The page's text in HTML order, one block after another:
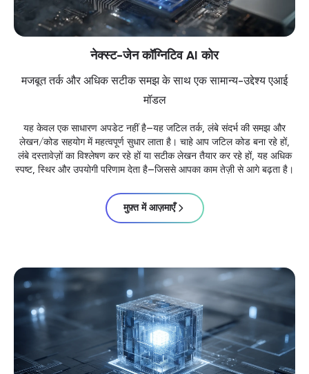
नेक्स्ट-जेन कॉग्निटिव AI कोर
मजबूत तर्क और अधिक सटीक समझ के साथ एक सामान्य-उद्देश्य एआई
मॉडल
यह केवल एक साधारण अपडेट नहीं है—यह जटिल तर्क, लंबे संदर्भ की समझ और
लेखन/कोड सहयोग में महत्वपूर्ण सुधार लाता है। चाहे आप जटिल कोड बना रहे हों,
लंबे दस्तावेज़ों का विश्लेषण कर रहे हों या सटीक लेखन तैयार कर रहे हों, यह अधिक
स्पष्ट, स्थिर और उपयोगी परिणाम देता है—जिससे आपका काम तेज़ी से आगे बढ़ता है।
मुफ़्त में आज़माएँ